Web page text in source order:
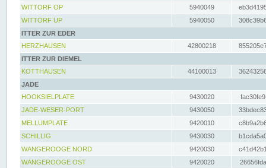
WITTORF OP
5940049
WITTORF UP
5940050
ITTER ZUR EDER
HERZHAUSEN
42800218
ITTER ZUR DIEMEL
KOTTHAUSEN
44100013
JADE
HOOKSIELPLATE
9430020
JADE-WESER-PORT
9430050
MELLUMPLATE
9420010
SCHILLIG
9430030
WANGEROOGE NORD
9420030
WANGEROOGE OST
9420020